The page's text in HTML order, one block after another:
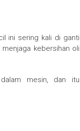
ini sering kali di ganti
kebersihan oli
mesin, dan itu